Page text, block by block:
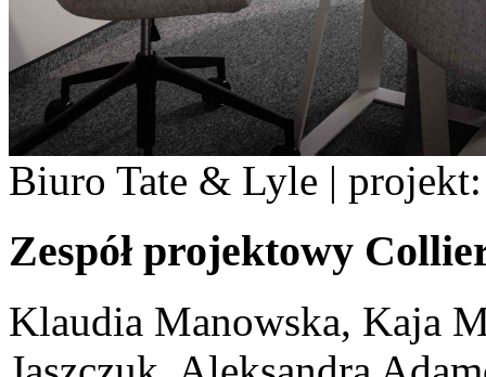
Biuro Tate & Lyle |
Zespół projektowy
Klaudia Manowska, Kaja